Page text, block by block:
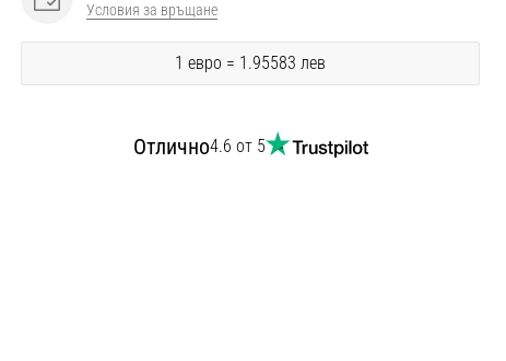
Условия за връщане
1 евро = 1.95583 лев
Отлично4.6 от 5